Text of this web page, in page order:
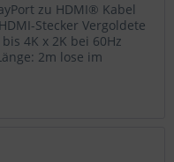
zu HDMI® Kabel
Stecker Vergoldete
4K x 2K bei 60Hz
2m lose im